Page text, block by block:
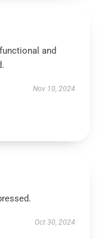
and
Nov 10, 2024
Oct 30, 2024